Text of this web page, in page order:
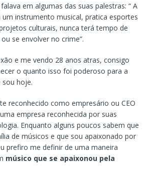
em algumas das suas palestras: “ A
um instrumento musical, pratica esportes
culturais, nunca terá tempo de
se envolver no crime”.
e me vendo 28 anos atras, consigo
o quanto isso foi poderoso para a
hoje.
reconhecido como empresário ou CEO
empresa reconhecida por suas
Enquanto alguns poucos sabem que
de músicos e que sou apaixonado por
prefiro me definir de uma maneira
músico que se apaixonou pela